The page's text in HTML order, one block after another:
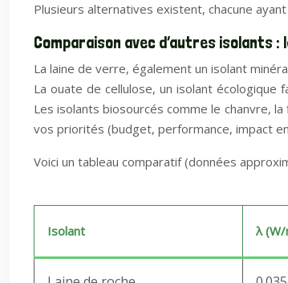
Plusieurs alternatives existent, chacune
Comparaison avec d’autres isolants
La laine de verre, également un isolant
La ouate de cellulose, un isolant écologique
Les isolants biosourcés comme le chanvre,
vos priorités (budget, performance, impact
Voici un tableau comparatif (données
Isolant λ (W/